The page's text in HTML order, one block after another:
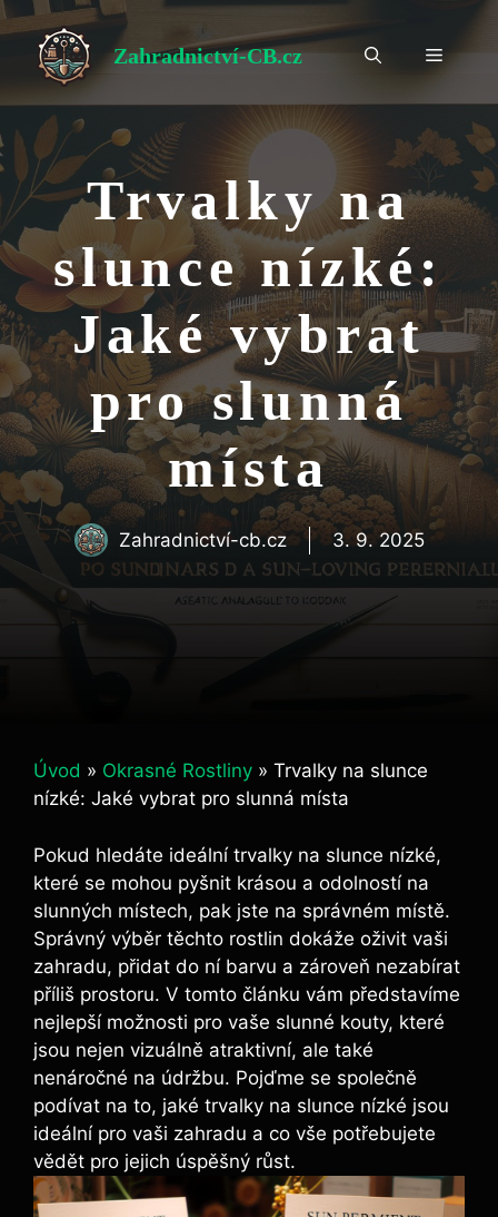
Přeskočit
na
obsah
Zahradnictví-CB.cz Menu
Trvalky na
slunce nízké:
Jaké vybrat
pro slunná
místa
Zahradnictví-cb.cz 3. 9. 2025
Úvod » Okrasné Rostliny » Trvalky na slunce
nízké: Jaké vybrat pro slunná místa
Pokud hledáte ideální trvalky na slunce nízké,
které se mohou pyšnit krásou a odolností na
slunných místech, pak jste na správném místě.
Správný výběr těchto rostlin dokáže oživit vaši
zahradu, přidat do ní barvu a zároveň nezabírat
příliš prostoru. V tomto článku vám představíme
nejlepší možnosti pro vaše slunné kouty, které
jsou nejen vizuálně atraktivní, ale také
nenáročné na údržbu. Pojďme se společně
podívat na to, jaké trvalky na slunce nízké jsou
ideální pro vaši zahradu a co vše potřebujete
vědět pro jejich úspěšný růst.